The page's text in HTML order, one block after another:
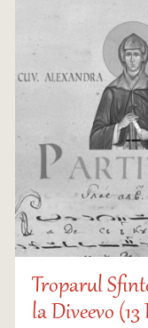
Troparul
la Diveevo